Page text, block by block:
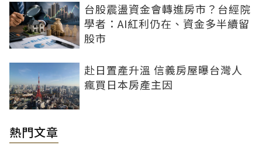
台股震盪資金會轉進房市？台經院
學者：AI紅利仍在、資金多半續留
股市
赴日置產升溫 信義房屋曝台灣人
瘋買日本房產主因
熱門文章